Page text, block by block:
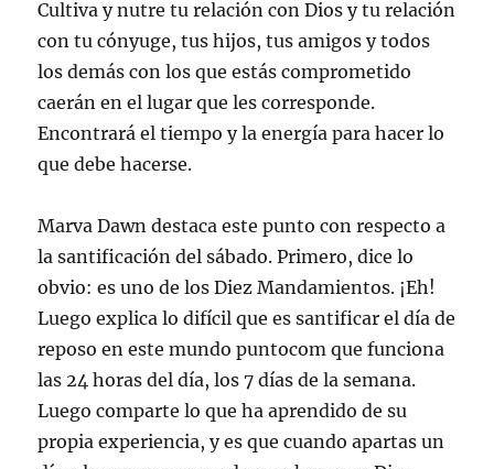
Cultiva y nutre tu relación con Dios y tu relación
con tu cónyuge, tus hijos, tus amigos y todos
los demás con los que estás comprometido
caerán en el lugar que les corresponde.
Encontrará el tiempo y la energía para hacer lo
que debe hacerse.
Marva Dawn destaca este punto con respecto a
la santificación del sábado. Primero, dice lo
obvio: es uno de los Diez Mandamientos. ¡Eh!
Luego explica lo difícil que es santificar el día de
reposo en este mundo puntocom que funciona
las 24 horas del día, los 7 días de la semana.
Luego comparte lo que ha aprendido de su
propia experiencia, y es que cuando apartas un